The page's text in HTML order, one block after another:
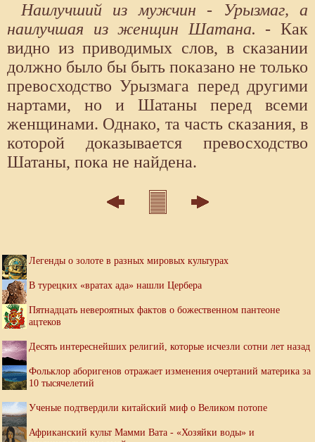
Наилучший из мужчин - Урызмаг, а
наилучшая из женщин Шатана. - Как
видно из приводимых слов, в сказании
должно было бы быть показано не только
превосходство Урызмага перед другими
нартами, но и Шатаны перед всеми
женщинами. Однако, та часть сказания, в
которой доказывается превосходство
Шатаны, пока не найдена.
Легенды о золоте в разных мировых культурах
В турецких «вратах ада» нашли Цербера
Пятнадцать невероятных фактов о божественном пантеоне
ацтеков
Десять интереснейших религий, которые исчезли сотни лет назад
Фольклор аборигенов отражает изменения очертаний материка за
10 тысячелетий
Ученые подтвердили китайский миф о Великом потопе
Африканский культ Мамми Вата - «Хозяйки воды» и